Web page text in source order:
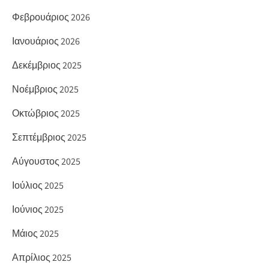
Φεβρουάριος 2026
Ιανουάριος 2026
Δεκέμβριος 2025
Νοέμβριος 2025
Οκτώβριος 2025
Σεπτέμβριος 2025
Αύγουστος 2025
Ιούλιος 2025
Ιούνιος 2025
Μάιος 2025
Απρίλιος 2025